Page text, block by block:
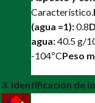
Característico.
(agua =1):0.8
agua:40.5 g/
-104ºCPeso
3. Identificación de